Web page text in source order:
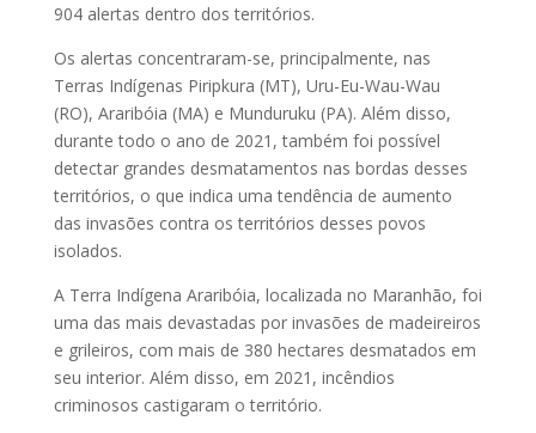
904 alertas dentro dos territórios.
Os alertas concentraram-se, principalmente, nas
Terras Indígenas Piripkura (MT), Uru-Eu-Wau-Wau
(RO), Araribóia (MA) e Munduruku (PA). Além disso,
durante todo o ano de 2021, também foi possível
detectar grandes desmatamentos nas bordas desses
territórios, o que indica uma tendência de aumento
das invasões contra os territórios desses povos
isolados.
A Terra Indígena Araribóia, localizada no Maranhão, foi
uma das mais devastadas por invasões de madeireiros
e grileiros, com mais de 380 hectares desmatados em
seu interior. Além disso, em 2021, incêndios
criminosos castigaram o território.